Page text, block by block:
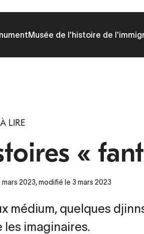
Musée de l'histoire de
LIRE
«
mars 2023, modifié le 3 mars 2023
médium, quelques
les imaginaires.